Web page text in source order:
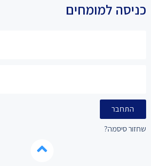
כניסה למומחים
התחבר
שחזור סיסמה?